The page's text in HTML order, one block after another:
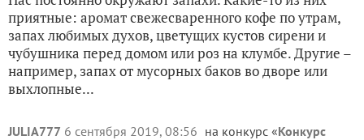
приятные: аромат свежесваренного кофе по утрам,
запах любимых духов, цветущих кустов сирени и
чубушника перед домом или роз на клумбе. Другие –
например, запах от мусорных баков во дворе или
выхлопные...
JULIA777 6 сентября 2019, 08:56 на конкурс «Конкурс